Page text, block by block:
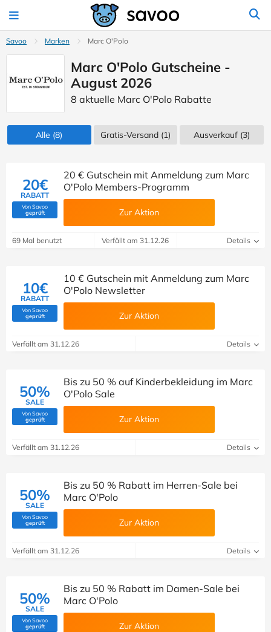
Savoo Marken Marc O'Polo
Marc O'Polo Gutscheine -
August 2026
8 aktuelle Marc O'Polo Rabatte
Alle (8) Gratis-Versand (1) Ausverkauf (3)
20€
RABATT
Von Savoo
geprüft(Von Savoo geprüft)
20 € Gutschein mit Anmeldung zum Marc
O'Polo Members-Programm
Zur Aktion
69 Mal benutzt Verfällt am 31.12.26 Details
10€
RABATT
Von Savoo
geprüft(Von Savoo geprüft)
10 € Gutschein mit Anmeldung zum Marc
O'Polo Newsletter
Zur Aktion
Verfällt am 31.12.26 Details
50%
SALE
Von Savoo
geprüft(Von Savoo geprüft)
Bis zu 50 % auf Kinderbekleidung im Marc
O'Polo Sale
Zur Aktion
Verfällt am 31.12.26 Details
50%
SALE
Von Savoo
geprüft(Von Savoo geprüft)
Bis zu 50 % Rabatt im Herren-Sale bei
Marc O'Polo
Zur Aktion
Verfällt am 31.12.26 Details
50%
SALE
Von Savoo
geprüft(Von Savoo geprüft)
Bis zu 50 % Rabatt im Damen-Sale bei
Marc O'Polo
Zur Aktion